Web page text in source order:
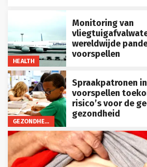
HEALTH
Monitoring van
wereldwijde
voorspellen
GEZONDHEID
Spraakpatronen
voorspellen
risico’s voor de
gezondheid